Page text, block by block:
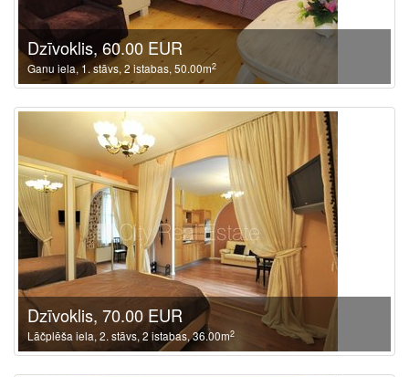
Dzīvoklis, 60.00 EUR
Ganu iela, 1. stāvs, 2 istabas, 50.00m2
Dzīvoklis, 70.00 EUR
Lāčplēša iela, 2. stāvs, 2 istabas, 36.00m2